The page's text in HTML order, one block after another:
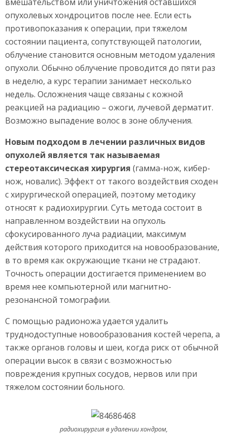
опухолевых хондроцитов после нее. Если есть
противопоказания к операции, при тяжелом
состоянии пациента, сопутствующей патологии,
облучение становится основным методом удаления
опухоли. Обычно облучение проводится до пяти раз
в неделю, а курс терапии занимает несколько
недель. Осложнения чаще связаны с кожной
реакцией на радиацию – ожоги, лучевой дерматит.
Возможно выпадение волос в зоне облучения.
Новым подходом в лечении различных видов
опухолей является так называемая
стереотаксическая хирургия (гамма-нож, кибер-
нож, новалис). Эффект от такого воздействия сходен
с хирургической операцией, поэтому методику
относят к радиохирургии. Суть метода состоит в
направленном воздействии на опухоль
сфокусированного луча радиации, максимум
действия которого приходится на новообразование,
в то время как окружающие ткани не страдают.
Точность операции достигается применением во
время нее компьютерной или магнитно-
резонансной томографии.
С помощью радионожа удается удалить
труднодоступные новообразования костей черепа, а
также органов головы и шеи, когда риск от обычной
операции высок в связи с возможностью
повреждения крупных сосудов, нервов или при
тяжелом состоянии больного.
радиохирургия в удалении хондром,